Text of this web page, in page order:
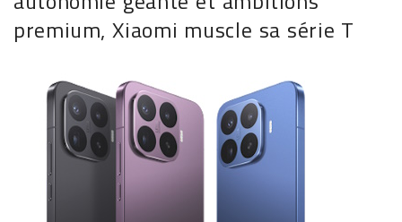
premium, Xiaomi muscle sa série T